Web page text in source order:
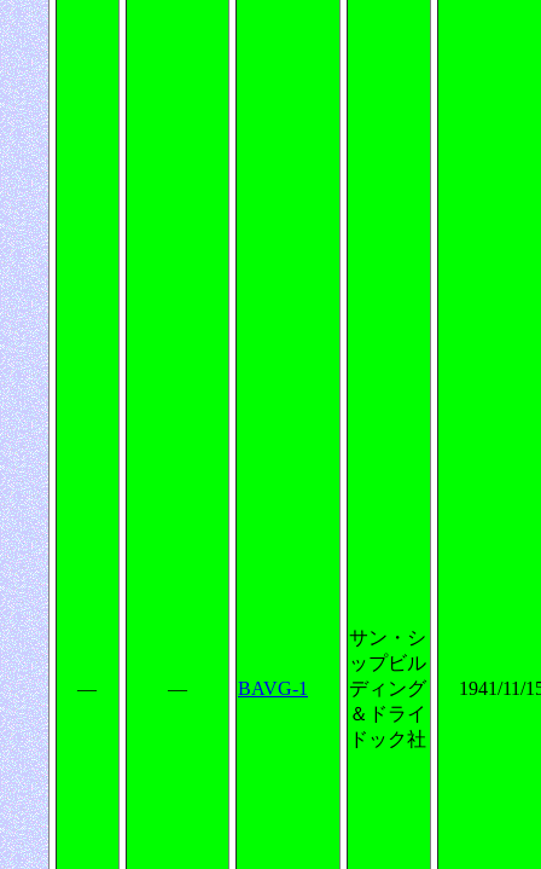
― ― BAVG-1
サン・シ
ップビル
ディング
＆ドライ
ドック社
1941/11/